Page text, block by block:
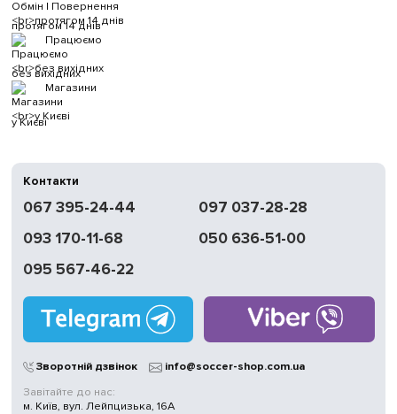
протягом 14 днів
Працюємо
без вихідних
Магазини
у Києві
Контакти
067 395-24-44
097 037-28-28
093 170-11-68
050 636-51-00
095 567-46-22
Зворотній дзвінок
info@soccer-shop.com.ua
Завітайте до нас:
м. Київ, вул. Лейпцизька, 16А